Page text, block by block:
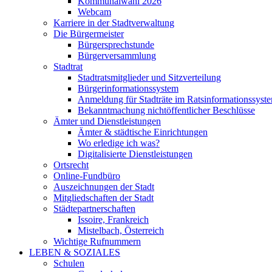
Webcam
Karriere in der Stadtverwaltung
Die Bürgermeister
Bürgersprechstunde
Bürgerversammlung
Stadtrat
Stadtratsmitglieder und Sitzverteilung
Bürgerinformationssystem
Anmeldung für Stadträte im
Bekanntmachung nichtöffentlicher Beschlüsse
Ämter und Dienstleistungen
Ämter & städtische Einrichtungen
Wo erledige ich was?
Digitalisierte Dienstleistungen
Ortsrecht
Online-Fundbüro
Auszeichnungen der Stadt
Mitgliedschaften der Stadt
Städtepartnerschaften
Issoire, Frankreich
Mistelbach, Österreich
Wichtige Rufnummern
LEBEN & SOZIALES
Schulen